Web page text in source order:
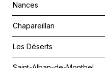
Nances
Chapareillan
Les Déserts